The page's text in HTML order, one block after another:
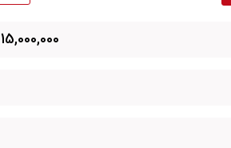
15,000,000 تومان